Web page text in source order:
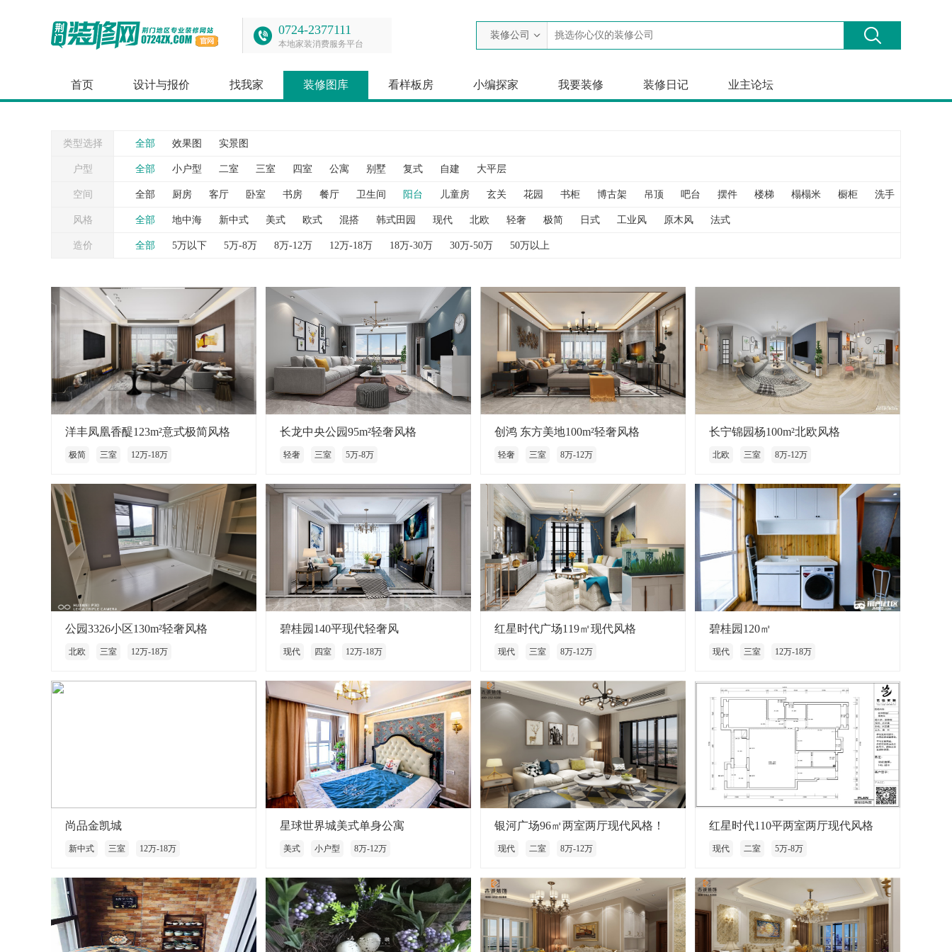
0724-2377111
本地家装消费服务平台
装修公司
首页 设计与报价 找我家 装修图库 看样板房 小编探家 我要装修 装修日记 业主论坛
类型选择 全部 效果图 实景图
户型 全部 小户型 二室 三室 四室 公寓 别墅 复式 自建 大平层
空间 全部 厨房 客厅 卧室 书房 餐厅 卫生间 阳台 儿童房 玄关 花园 书柜 博古架 吊顶 吧台 摆件 楼梯 榻榻米 橱柜 洗手
台 灯具 照片墙 窗帘 背景墙 衣帽间 衣柜 过道 酒柜 阁楼 隐形门 隔断 鞋柜 飘窗
风格 全部 地中海 新中式 美式 欧式 混搭 韩式田园 现代 北欧 轻奢 极简 日式 工业风 原木风 法式
造价 全部 5万以下 5万-8万 8万-12万 12万-18万 18万-30万 30万-50万 50万以上
洋丰凤凰香醍123m²意式极简风格
极简 三室 12万-18万
长龙中央公园95m²轻奢风格
轻奢 三室 5万-8万
创鸿 东方美地100m²轻奢风格
轻奢 三室 8万-12万
长宁锦园杨100m²北欧风格
北欧 三室 8万-12万
公园3326小区130m²轻奢风格
北欧 三室 12万-18万
碧桂园140平现代轻奢风
现代 四室 12万-18万
红星时代广场119㎡现代风格
现代 三室 8万-12万
碧桂园120㎡
现代 三室 12万-18万
尚品金凯城
新中式 三室 12万-18万
星球世界城美式单身公寓
美式 小户型 8万-12万
银河广场96㎡两室两厅现代风格！
现代 二室 8万-12万
红星时代110平两室两厅现代风格
现代 二室 5万-8万